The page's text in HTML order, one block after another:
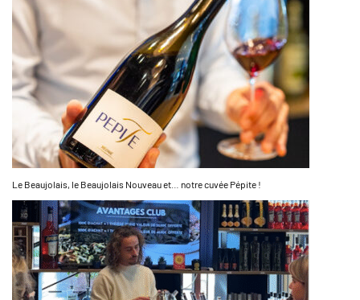
Le Beaujolais, le Beaujolais Nouveau et… notre cuvée Pépite !